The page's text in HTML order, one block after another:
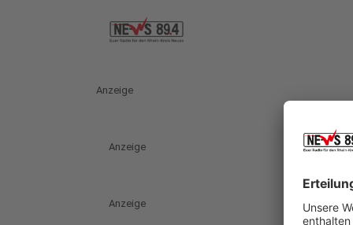
Anzeige
Anzeige
Anzeige